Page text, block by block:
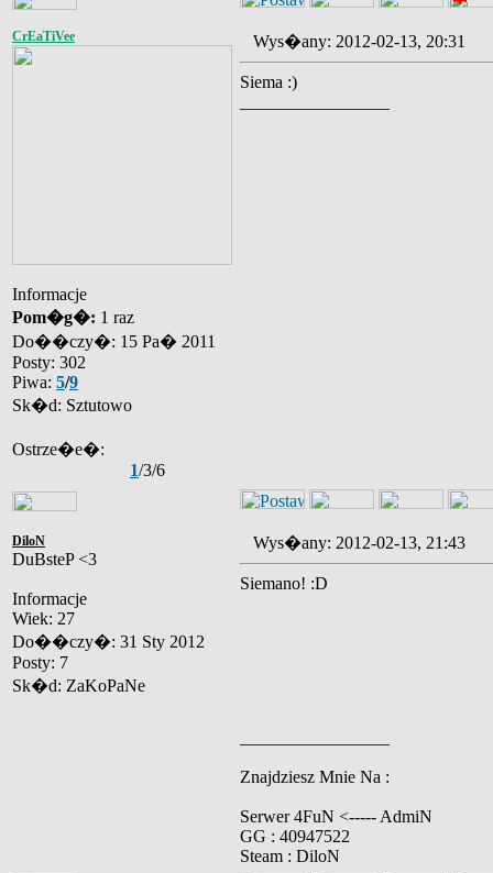
CrEaTiVee
Informacje
Pom�g�: 1 raz
Do��czy�: 15 Pa� 2011
Posty: 302
Piwa: 5/9
Sk�d: Sztutowo
Ostrze�e�:
1/3/6
Wys�any: 2012-02-13, 20:31
Siema :)
DiloN
DuBsteP <3
Informacje
Wiek: 27
Do��czy�: 31 Sty 2012
Posty: 7
Sk�d: ZaKoPaNe
Wys�any: 2012-02-13, 21:43
Siemano! :D
Znajdziesz Mnie Na :
Serwer 4FuN <----- AdmiN
GG : 40947522
Steam : DiloN